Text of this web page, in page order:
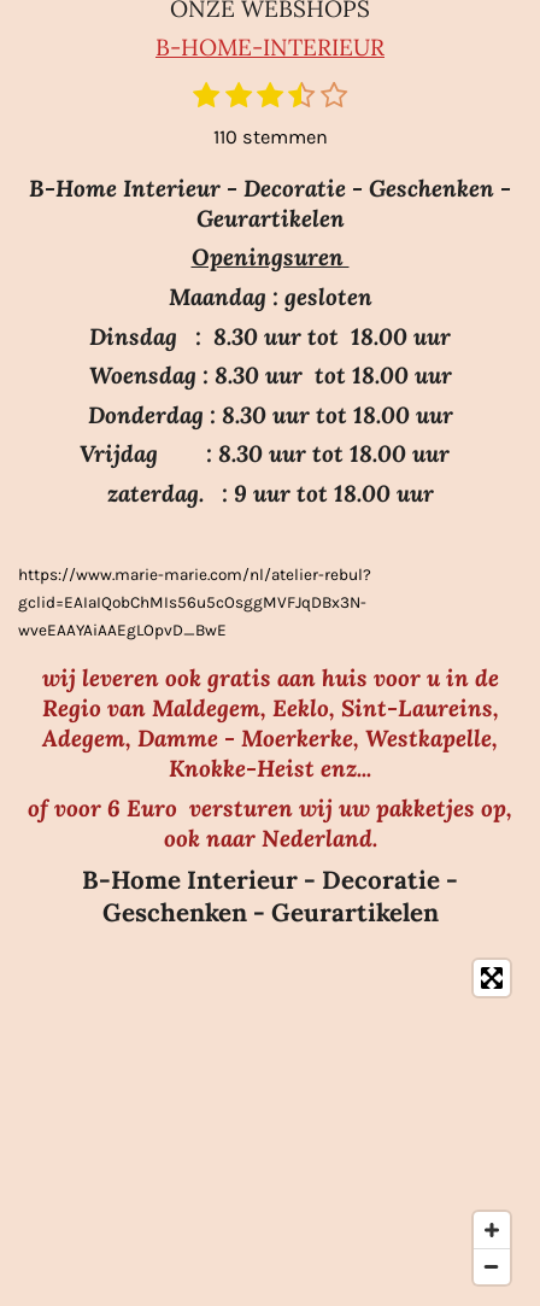
ONZE WEBSHOPS
B-HOME-INTERIEUR
e
n
1
e
r
2
s
t
e
r
e
n
3
s
t
e
r
e
n
4
t
e
r
e
n
5
t
e
r
e
n
S
m
110 stemmen
B-Home Interieur - Decoratie - Geschenken -
Geurartikelen
Openingsuren
Maandag : gesloten
Dinsdag : 8.30 uur tot 18.00 uur
Woensdag : 8.30 uur tot 18.00 uur
Donderdag : 8.30 uur tot 18.00 uur
Vrijdag : 8.30 uur tot 18.00 uur
zaterdag. : 9 uur tot 18.00 uur
https://www.marie-marie.com/nl/atelier-rebul?
gclid=EAIaIQobChMIs56u5cOsggMVFJqDBx3N-
wveEAAYAiAAEgLOpvD_BwE
wij leveren ook gratis aan huis voor u in de
Regio van Maldegem, Eeklo, Sint-Laureins,
Adegem, Damme - Moerkerke, Westkapelle,
Knokke-Heist enz...
of voor 6 Euro versturen wij uw pakketjes op,
ook naar Nederland.
B-Home Interieur - Decoratie -
Geschenken - Geurartikelen